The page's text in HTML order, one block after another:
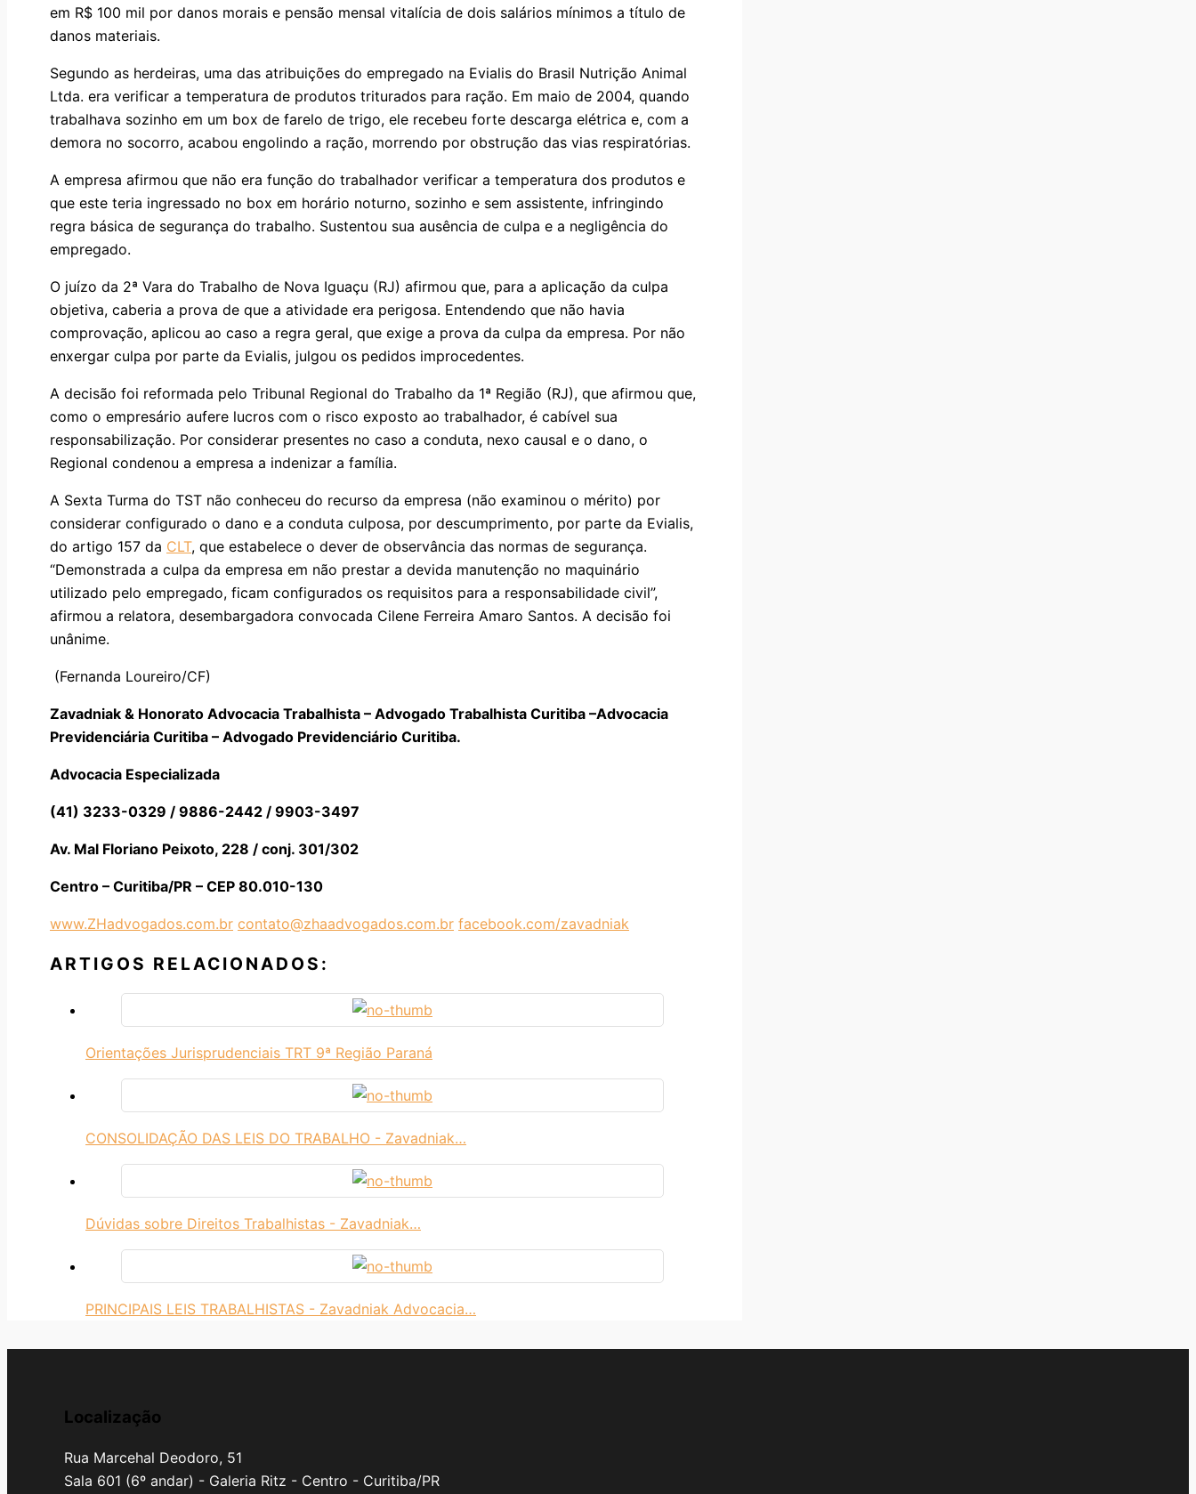
em R$ 100 mil por danos morais e pensão mensal vitalícia de dois salários mínimos a título de
danos materiais.
Segundo as herdeiras, uma das atribuições do empregado na Evialis do Brasil Nutrição Animal
Ltda. era verificar a temperatura de produtos triturados para ração. Em maio de 2004, quando
trabalhava sozinho em um box de farelo de trigo, ele recebeu forte descarga elétrica e, com a
demora no socorro, acabou engolindo a ração, morrendo por obstrução das vias respiratórias.
A empresa afirmou que não era função do trabalhador verificar a temperatura dos produtos e
que este teria ingressado no box em horário noturno, sozinho e sem assistente, infringindo
regra básica de segurança do trabalho. Sustentou sua ausência de culpa e a negligência do
empregado.
O juízo da 2ª Vara do Trabalho de Nova Iguaçu (RJ) afirmou que, para a aplicação da culpa
objetiva, caberia a prova de que a atividade era perigosa. Entendendo que não havia
comprovação, aplicou ao caso a regra geral, que exige a prova da culpa da empresa. Por não
enxergar culpa por parte da Evialis, julgou os pedidos improcedentes.
A decisão foi reformada pelo Tribunal Regional do Trabalho da 1ª Região (RJ), que afirmou que,
como o empresário aufere lucros com o risco exposto ao trabalhador, é cabível sua
responsabilização. Por considerar presentes no caso a conduta, nexo causal e o dano, o
Regional condenou a empresa a indenizar a família.
A Sexta Turma do TST não conheceu do recurso da empresa (não examinou o mérito) por
considerar configurado o dano e a conduta culposa, por descumprimento, por parte da Evialis,
do artigo 157 da CLT, que estabelece o dever de observância das normas de segurança.
“Demonstrada a culpa da empresa em não prestar a devida manutenção no maquinário
utilizado pelo empregado, ficam configurados os requisitos para a responsabilidade civil”,
afirmou a relatora, desembargadora convocada Cilene Ferreira Amaro Santos. A decisão foi
unânime.
(Fernanda Loureiro/CF)
Zavadniak & Honorato Advocacia Trabalhista – Advogado Trabalhista Curitiba –Advocacia
Previdenciária Curitiba – Advogado Previdenciário Curitiba.
Advocacia Especializada
(41) 3233-0329 / 9886-2442 / 9903-3497
Av. Mal Floriano Peixoto, 228 / conj. 301/302
Centro – Curitiba/PR – CEP 80.010-130
www.ZHadvogados.com.br contato@zhaadvogados.com.br facebook.com/zavadniak
ARTIGOS RELACIONADOS:
Orientações Jurisprudenciais TRT 9ª Região Paraná
CONSOLIDAÇÃO DAS LEIS DO TRABALHO - Zavadniak…
Dúvidas sobre Direitos Trabalhistas - Zavadniak…
PRINCIPAIS LEIS TRABALHISTAS - Zavadniak Advocacia…
Localização
Rua Marcehal Deodoro, 51
Sala 601 (6º andar) - Galeria Ritz - Centro - Curitiba/PR